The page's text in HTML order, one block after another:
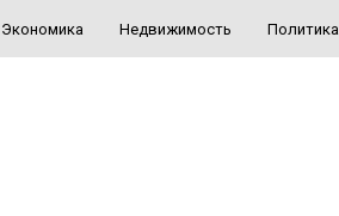
Экономика Недвижимость Политика